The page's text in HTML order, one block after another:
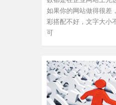
如果你的网站做得很差
彩搭配不好，文字大小
可